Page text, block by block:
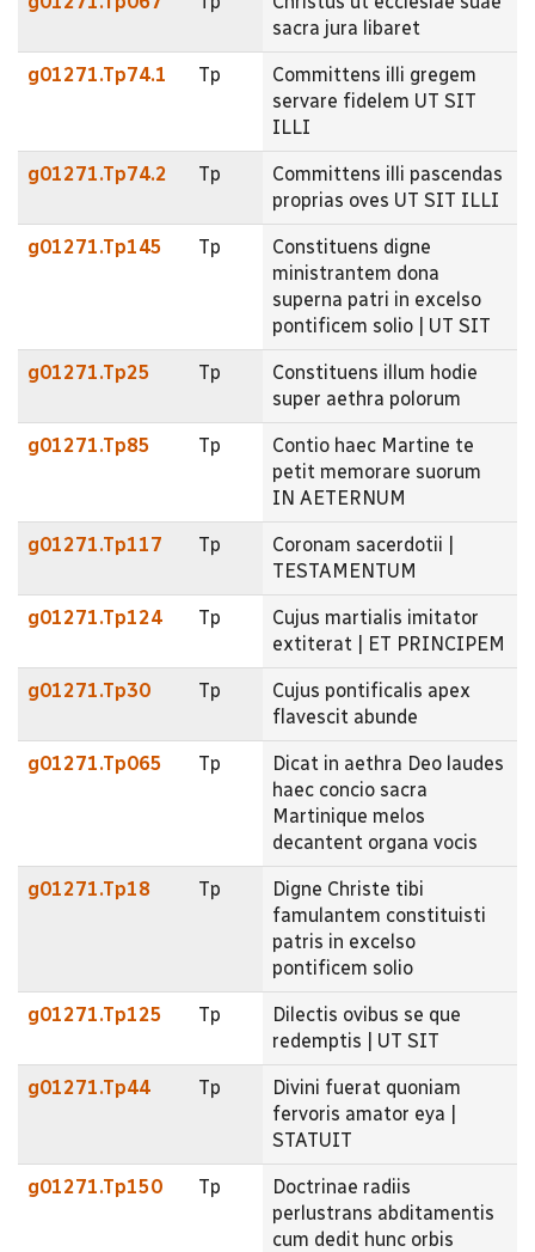
sacra jura libaret
g01271.Tp74.1 Tp
Committens illi gregem
servare fidelem UT SIT
ILLI
g01271.Tp74.2 Tp
Committens illi pascendas
proprias oves UT SIT ILLI
g01271.Tp145 Tp
Constituens digne
ministrantem dona
superna patri in excelso
pontificem solio | UT SIT
g01271.Tp25 Tp
Constituens illum hodie
super aethra polorum
g01271.Tp85 Tp
Contio haec Martine te
petit memorare suorum
IN AETERNUM
g01271.Tp117 Tp
Coronam sacerdotii |
TESTAMENTUM
g01271.Tp124 Tp
Cujus martialis imitator
extiterat | ET PRINCIPEM
g01271.Tp30 Tp
Cujus pontificalis apex
flavescit abunde
g01271.Tp065 Tp
Dicat in aethra Deo laudes
haec concio sacra
Martinique melos
decantent organa vocis
g01271.Tp18 Tp
Digne Christe tibi
famulantem constituisti
patris in excelso
pontificem solio
g01271.Tp125 Tp
Dilectis ovibus se que
redemptis | UT SIT
g01271.Tp44 Tp
Divini fuerat quoniam
fervoris amator eya |
STATUIT
g01271.Tp150 Tp
Doctrinae radiis
perlustrans abditamentis
cum dedit hunc orbis